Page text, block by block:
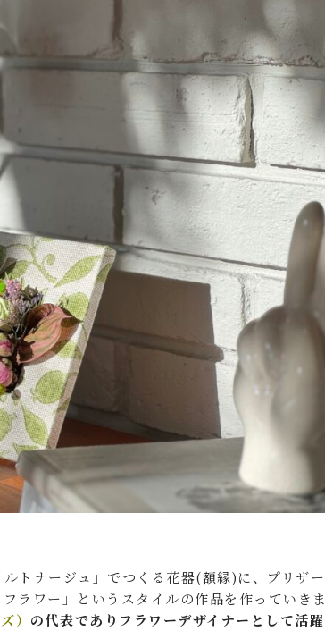
トナージュ」でつくる花器(額縁)に、プリザー
ラワー」というスタイルの作品を作っていきま
） の代表でありフラワーデザイナーとして活躍